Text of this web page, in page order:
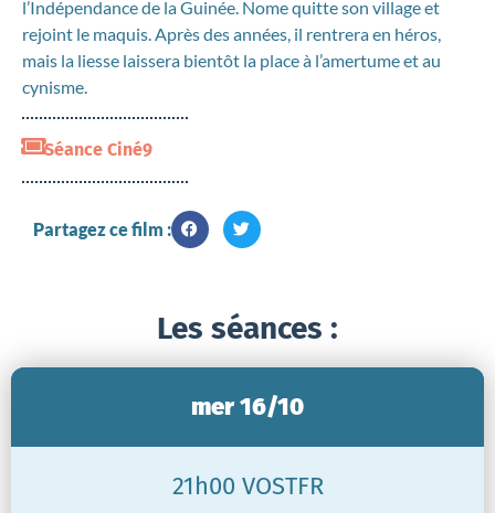
l’Indépendance de la Guinée. Nome quitte son village et
rejoint le maquis. Après des années, il rentrera en héros,
mais la liesse laissera bientôt la place à l’amertume et au
cynisme.
Séance Ciné9
Partagez ce film :
Les séances :
mer 16/10
21h00 VOSTFR